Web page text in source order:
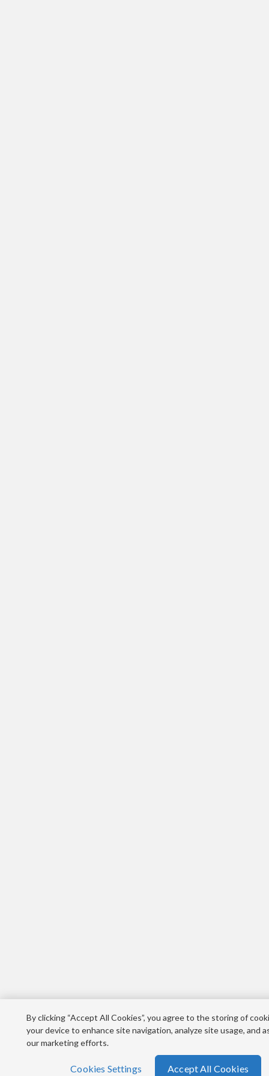
By clicking “Accept All Cookies”, you agree to the storing of
your device to enhance site navigation, analyze site usage, and
our marketing efforts.
Cookies Settings Accept All Cookies